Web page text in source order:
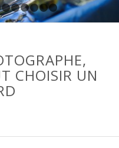
4 5 6 7 8 9 10111213
CHOISIR UN